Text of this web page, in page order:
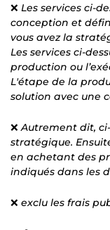
❌ Les services ci-
conception et
vous avez la
Les services ci-
production ou
L'étape de la
solution avec une
❌Autrement dit,
stratégique.
en achetant des
indiqués dans les
❌ exclu les frais